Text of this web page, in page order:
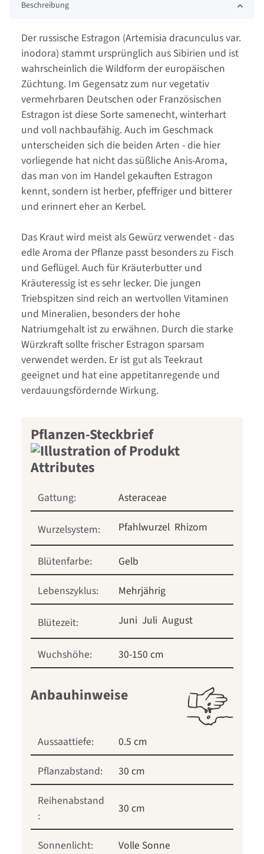
Beschreibung
Der russische Estragon (Artemisia dracunculus var.
inodora) stammt ursprünglich aus Sibirien und ist
wahrscheinlich die Wildform der europäischen
Züchtung. Im Gegensatz zum nur vegetativ
vermehrbaren Deutschen oder Französischen
Estragon ist diese Sorte samenecht, winterhart
und voll nachbaufähig. Auch im Geschmack
unterscheiden sich die beiden Arten - die hier
vorliegende hat nicht das süßliche Anis-Aroma,
das man von im Handel gekauften Estragon
kennt, sondern ist herber, pfeffriger und bitterer
und erinnert eher an Kerbel.
Das Kraut wird meist als Gewürz verwendet - das
edle Aroma der Pflanze passt besonders zu Fisch
und Geflügel. Auch für Kräuterbutter und
Kräuteressig ist es sehr lecker. Die jungen
Triebspitzen sind reich an wertvollen Vitaminen
und Mineralien, besonders der hohe
Natriumgehalt ist zu erwähnen. Durch die starke
Würzkraft sollte frischer Estragon sparsam
verwendet werden. Er ist gut als Teekraut
geeignet und hat eine appetitanregende und
verdauungsfördernde Wirkung.
Pflanzen-Steckbrief
Gattung: Asteraceae
Wurzelsystem: Pfahlwurzel Rhizom
Blütenfarbe:
Gelb
Lebenszyklus:
Mehrjährig
Blütezeit: Juni Juli August
Wuchshöhe: 30-150 cm
Anbauhinweise
Aussaattiefe:
0.5 cm
Pflanzabstand:
30 cm
Reihenabstand
:
30 cm
Sonnenlicht: Volle Sonne